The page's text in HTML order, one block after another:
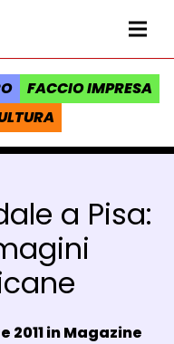
Regione Toscana
FACCIO IMPRESA
a Pisa:
2011 inMagazine